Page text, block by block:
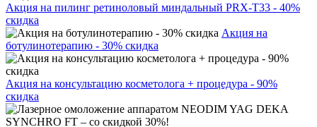
Акция на пилинг ретиноловый миндальный PRX-T33 - 40%
скидка
Акция на
ботулинотерапию - 30% скидка
Акция на консультацию косметолога + процедура - 90%
скидка